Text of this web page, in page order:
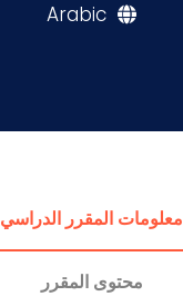
Arabic
معلومات المقرر الدراسي
محتوى المقرر